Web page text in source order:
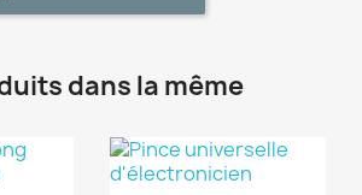
dans la même